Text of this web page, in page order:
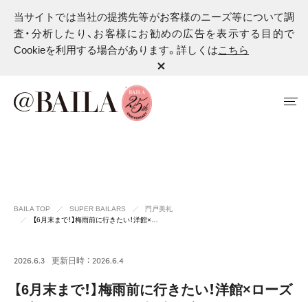
当サイトでは当社の提携先等がお客様のニーズ等について調
査・分析したり、お客様にお勧めの広告を表示する目的で
Cookieを利用する場合があります。詳しくはこちら
BAILA TOP SUPER BAILARS
門戸美礼
【6月末まで！】梅雨前に行きたい！洋館×…
2026.6.3 更新日時 ： 2026.6.4
【6月末まで！】梅雨前に行きたい！洋館×ローズ